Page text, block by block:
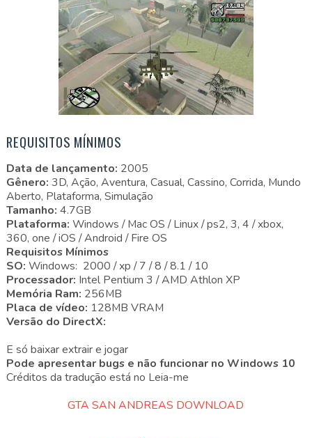
REQUISITOS MÍNIMOS
Data de lançamento: 2005
Gênero: 3D, Ação, Aventura, Casual, Cassino, Corrida, Mundo
Aberto, Plataforma, Simulação
Tamanho: 4.7GB
Plataforma: Windows / Mac OS / Linux / ps2, 3, 4 / xbox,
360, one / iOS / Android / Fire OS
Requisitos Mínimos
SO: Windows: 2000 / xp / 7 / 8 / 8.1 / 10
Processador: Intel Pentium 3 / AMD Athlon XP
Memória Ram: 256MB
Placa de vídeo: 128MB VRAM
Versão do DirectX:
E só baixar extrair e jogar
Pode apresentar bugs e não funcionar no Windows 10
Créditos da tradução está no Leia-me
GTA SAN ANDREAS DOWNLOAD